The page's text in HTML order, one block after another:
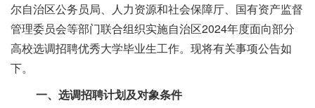
尔自治区公务员局、人力资源和社会保障厅、国有资产监督
管理委员会等部门联合组织实施自治区2024年度面向部分
高校选调招聘优秀大学毕业生工作。现将有关事项公告如
下。
一、选调招聘计划及对象条件